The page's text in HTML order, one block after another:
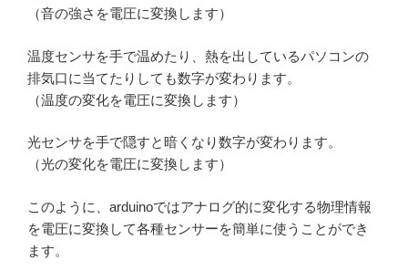
（音の強さを電圧に変換します）
温度センサを手で温めたり、熱を出しているパソコンの
排気口に当てたりしても数字が変わります。
（温度の変化を電圧に変換します）
光センサを手で隠すと暗くなり数字が変わります。
（光の変化を電圧に変換します）
このように、arduinoではアナログ的に変化する物理情報
を電圧に変換して各種センサーを簡単に使うことができ
ます。